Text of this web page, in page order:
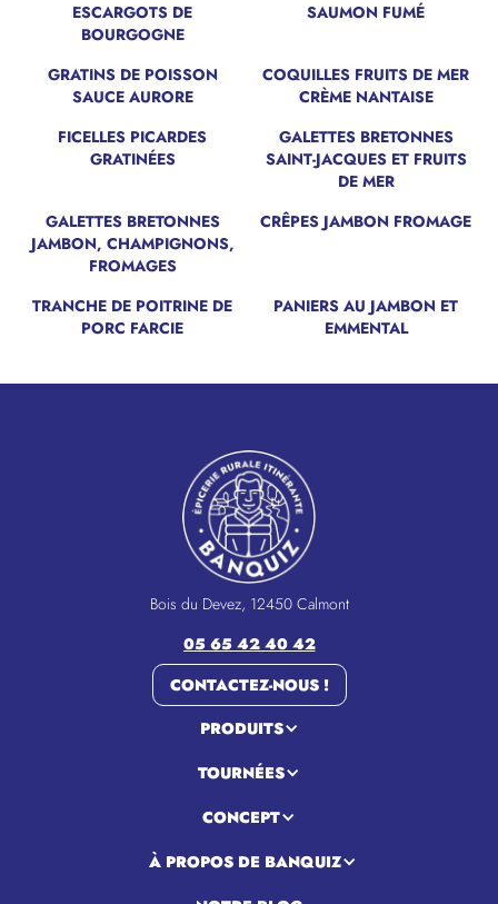
ESCARGOTS DE
BOURGOGNE
SAUMON FUMÉ
GRATINS DE POISSON
SAUCE AURORE
COQUILLES FRUITS DE MER
CRÈME NANTAISE
FICELLES PICARDES
GRATINÉES
GALETTES BRETONNES
SAINT-JACQUES ET FRUITS
DE MER
GALETTES BRETONNES
JAMBON, CHAMPIGNONS,
FROMAGES
CRÊPES JAMBON FROMAGE
TRANCHE DE POITRINE DE
PORC FARCIE
PANIERS AU JAMBON ET
EMMENTAL
Bois du Devez, 12450 Calmont
05 65 42 40 42
CONTACTEZ-NOUS !
PRODUITS
TOURNÉES
CONCEPT
À PROPOS DE BANQUIZ